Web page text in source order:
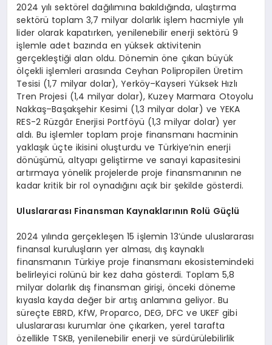
2024 yılı sektörel dağılımına bakıldığında, ulaştırma
sektörü toplam 3,7 milyar dolarlık işlem hacmiyle yılı
lider olarak kapatırken, yenilenebilir enerji sektörü 9
işlemle adet bazında en yüksek aktivitenin
gerçekleştiği alan oldu. Dönemin öne çıkan büyük
ölçekli işlemleri arasında Ceyhan Polipropilen Üretim
Tesisi (1,7 milyar dolar), Yerköy–Kayseri Yüksek Hızlı
Tren Projesi (1,4 milyar dolar), Kuzey Marmara Otoyolu
Nakkaş–Başakşehir Kesimi (1,3 milyar dolar) ve YEKA
RES-2 Rüzgâr Enerjisi Portföyü (1,3 milyar dolar) yer
aldı. Bu işlemler toplam proje finansmanı hacminin
yaklaşık üçte ikisini oluşturdu ve Türkiye’nin enerji
dönüşümü, altyapı geliştirme ve sanayi kapasitesini
artırmaya yönelik projelerde proje finansmanının ne
kadar kritik bir rol oynadığını açık bir şekilde gösterdi.
Uluslararası Finansman Kaynaklarının Rolü Güçlü
2024 yılında gerçekleşen 15 işlemin 13’ünde uluslararası
finansal kuruluşların yer alması, dış kaynaklı
finansmanın Türkiye proje finansmanı ekosistemindeki
belirleyici rolünü bir kez daha gösterdi. Toplam 5,8
milyar dolarlık dış finansman girişi, önceki döneme
kıyasla kayda değer bir artış anlamına geliyor. Bu
süreçte EBRD, KfW, Proparco, DEG, DFC ve UKEF gibi
uluslararası kurumlar öne çıkarken, yerel tarafta
özellikle TSKB, yenilenebilir enerji ve sürdürülebilirlik